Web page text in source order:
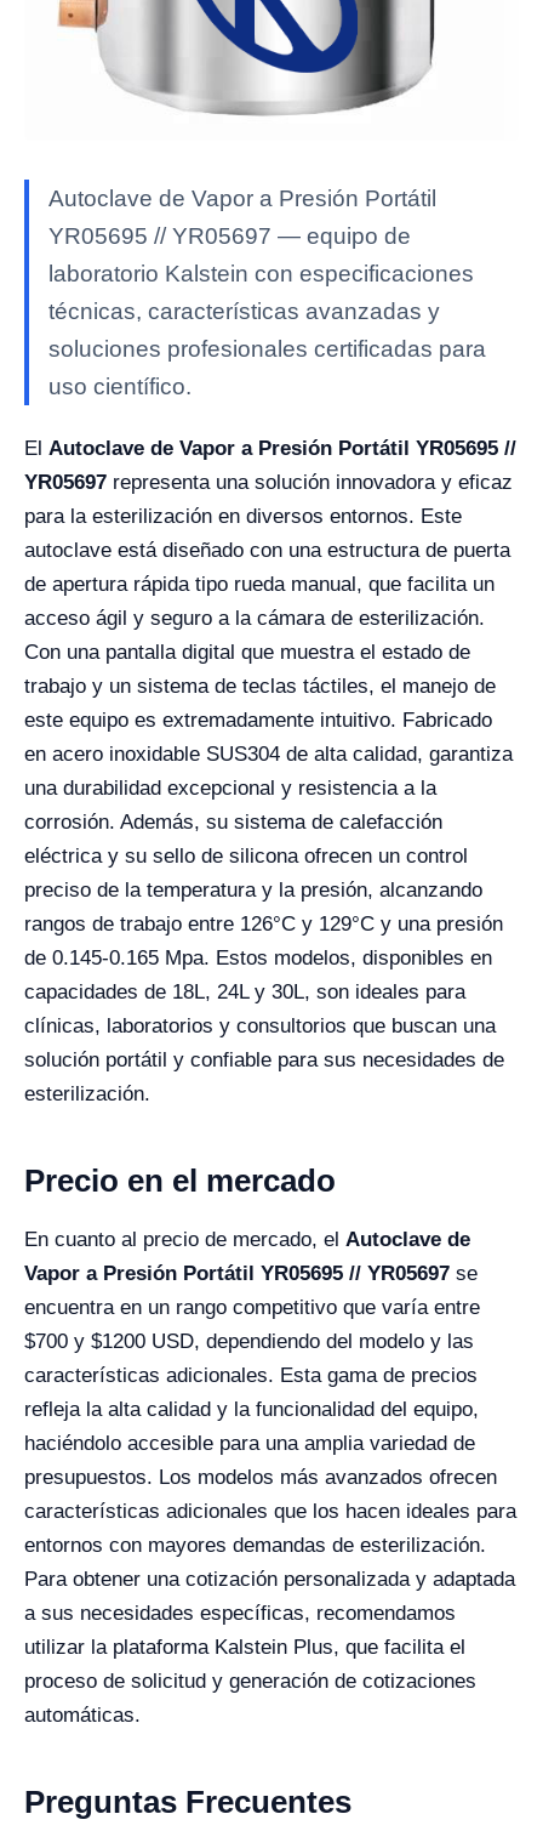
Autoclave de Vapor a Presión Portátil
YR05695 // YR05697 — equipo de
laboratorio Kalstein con especificaciones
técnicas, características avanzadas y
soluciones profesionales certificadas para
uso científico.
El Autoclave de Vapor a Presión Portátil YR05695 //
YR05697 representa una solución innovadora y eficaz
para la esterilización en diversos entornos. Este
autoclave está diseñado con una estructura de puerta
de apertura rápida tipo rueda manual, que facilita un
acceso ágil y seguro a la cámara de esterilización.
Con una pantalla digital que muestra el estado de
trabajo y un sistema de teclas táctiles, el manejo de
este equipo es extremadamente intuitivo. Fabricado
en acero inoxidable SUS304 de alta calidad, garantiza
una durabilidad excepcional y resistencia a la
corrosión. Además, su sistema de calefacción
eléctrica y su sello de silicona ofrecen un control
preciso de la temperatura y la presión, alcanzando
rangos de trabajo entre 126°C y 129°C y una presión
de 0.145-0.165 Mpa. Estos modelos, disponibles en
capacidades de 18L, 24L y 30L, son ideales para
clínicas, laboratorios y consultorios que buscan una
solución portátil y confiable para sus necesidades de
esterilización.
Precio en el mercado
En cuanto al precio de mercado, el Autoclave de
Vapor a Presión Portátil YR05695 // YR05697 se
encuentra en un rango competitivo que varía entre
$700 y $1200 USD, dependiendo del modelo y las
características adicionales. Esta gama de precios
refleja la alta calidad y la funcionalidad del equipo,
haciéndolo accesible para una amplia variedad de
presupuestos. Los modelos más avanzados ofrecen
características adicionales que los hacen ideales para
entornos con mayores demandas de esterilización.
Para obtener una cotización personalizada y adaptada
a sus necesidades específicas, recomendamos
utilizar la plataforma Kalstein Plus, que facilita el
proceso de solicitud y generación de cotizaciones
automáticas.
Preguntas Frecuentes